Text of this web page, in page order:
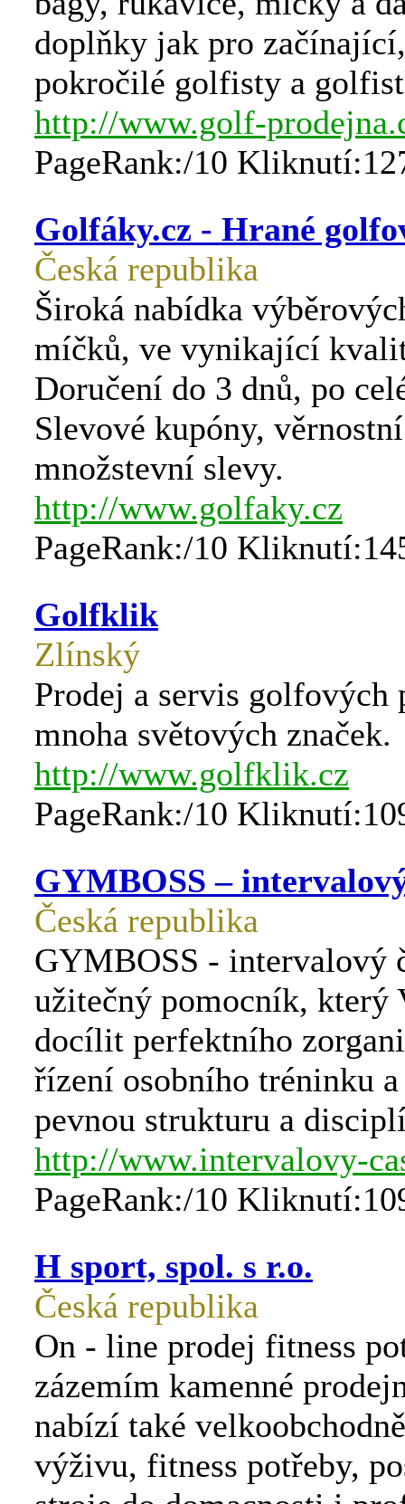
doplňky jak pro
pokročilé golfisty a
http://www.golf-
PageRank:/10
Golfáky.cz - Hrané
Česká republika
Široká nabídka
míčků, ve vynikající
Doručení do 3 dnů, po
Slevové kupóny,
množstevní slevy.
http://www.golfaky.cz
PageRank:/10
Golfklik
Zlínský
Prodej a servis golfových
mnoha světových značek.
http://www.golfklik.cz
PageRank:/10
GYMBOSS –
Česká republika
GYMBOSS - intervalový
užitečný pomocník, který
docílit perfektního
řízení osobního tréninku
pevnou strukturu a
http://www.intervalovy-
PageRank:/10
H sport, spol. s r.o.
Česká republika
On - line prodej fitness
zázemím kamenné
nabízí také
výživu, fitness potřeby,